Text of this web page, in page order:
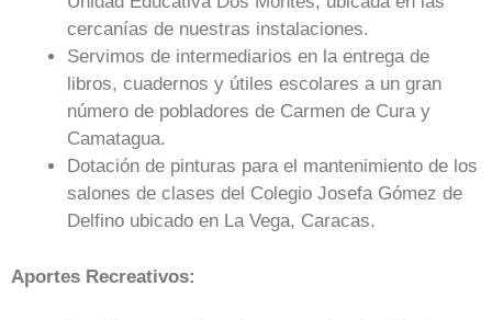
cercanías de nuestras instalaciones.
Servimos de intermediarios en la entrega de
libros, cuadernos y útiles escolares a un gran
número de pobladores de Carmen de Cura y
Camatagua.
Dotación de pinturas para el mantenimiento de los
salones de clases del Colegio Josefa Gómez de
Delfino ubicado en La Vega, Caracas.
Aportes Recreativos: